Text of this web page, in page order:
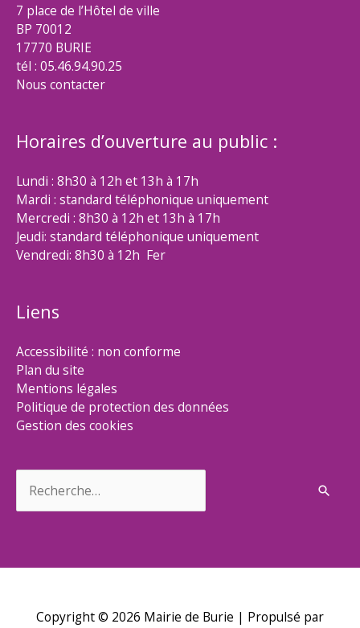
7 place de l’Hôtel de ville
BP 70012
17770 BURIE
tél : 05.46.94.90.25
Nous contacter
Horaires d’ouverture au public :
Lundi : 8h30 à 12h et 13h à 17h
Mardi : standard téléphonique uniquement
Mercredi : 8h30 à 12h et 13h à 17h
Jeudi: standard téléphonique uniquement
Vendredi: 8h30 à 12h Fer
Liens
Accessibilité : non conforme
Plan du site
Mentions légales
Politique de protection des données
Gestion des cookies
Copyright © 2026 Mairie de Burie | Propulsé par